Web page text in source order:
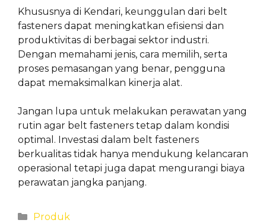
Khususnya di Kendari, keunggulan dari belt
fasteners dapat meningkatkan efisiensi dan
produktivitas di berbagai sektor industri.
Dengan memahami jenis, cara memilih, serta
proses pemasangan yang benar, pengguna
dapat memaksimalkan kinerja alat.
Jangan lupa untuk melakukan perawatan yang
rutin agar belt fasteners tetap dalam kondisi
optimal. Investasi dalam belt fasteners
berkualitas tidak hanya mendukung kelancaran
operasional tetapi juga dapat mengurangi biaya
perawatan jangka panjang.
Categories
Produk